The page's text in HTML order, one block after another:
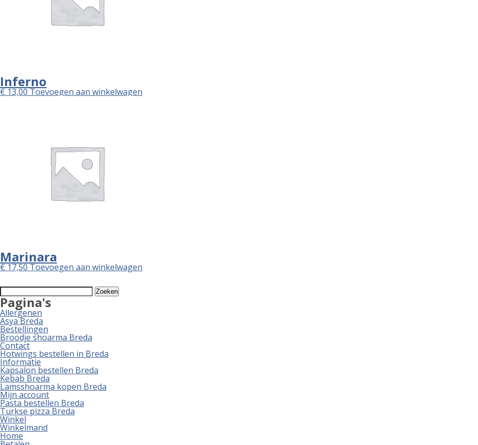
Inferno
€13,00Toevoegen aan winkelwagen
Marinara
€17,50Toevoegen aan winkelwagen
Zoeken
naar:
Pagina's
Allergenen
Asya Breda
Bestellingen
Broodje shoarma Breda
Contact
Hotwings bestellen in Breda
Informatie
Kapsalon bestellen Breda
Kebab Breda
Lamsshoarma kopen Breda
Mijn account
Pasta bestellen Breda
Turkse pizza Breda
Winkel
Winkelmand
Home